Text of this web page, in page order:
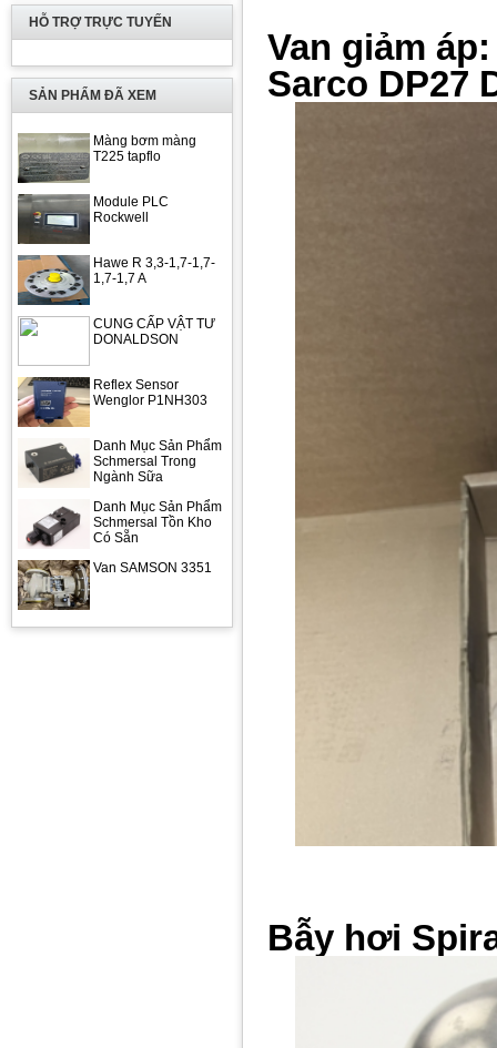
HỖ TRỢ TRỰC TUYẾN
SẢN PHẨM ĐÃ XEM
Màng bơm màng
T225 tapflo
Module PLC
Rockwell
Hawe R 3,3-1,7-1,7-
1,7-1,7 A
CUNG CẤP VẬT TƯ
DONALDSON
Reflex Sensor
Wenglor P1NH303
Danh Mục Sản Phẩm
Schmersal Trong
Ngành Sữa
Danh Mục Sản Phẩm
Schmersal Tồn Kho
Có Sẵn
Van SAMSON 3351
Van giảm
Sarco DP27
Bẫy hơi